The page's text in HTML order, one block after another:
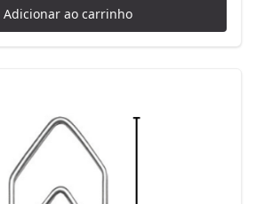
Adicionar ao carrinho